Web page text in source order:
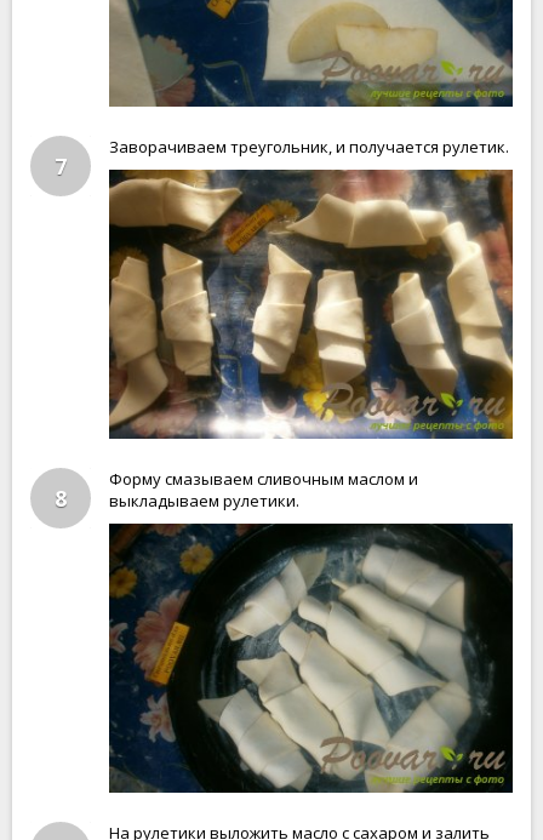
7
Заворачиваем треугольник, и получается рулетик.
8
Форму смазываем сливочным маслом и
выкладываем рулетики.
На рулетики выложить масло с сахаром и залить